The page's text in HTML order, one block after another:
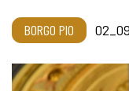
BORGO PIO